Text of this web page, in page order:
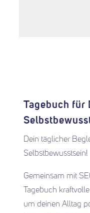
Tagebuch für
Dein täglicher
Selbstbewusstsein!
Gemeinsam mit
Tagebuch
um deinen Alltag